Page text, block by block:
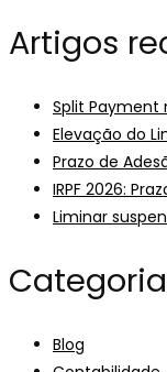
Artigos
Split Payment
Elevação do
Prazo de
IRPF 2026:
Liminar
Blog